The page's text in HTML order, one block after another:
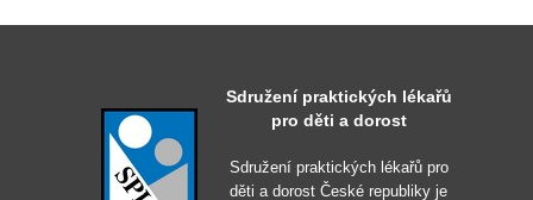
Sdružení praktických lékařů
pro děti a dorost
Sdružení praktických lékařů pro
děti a dorost České republiky je